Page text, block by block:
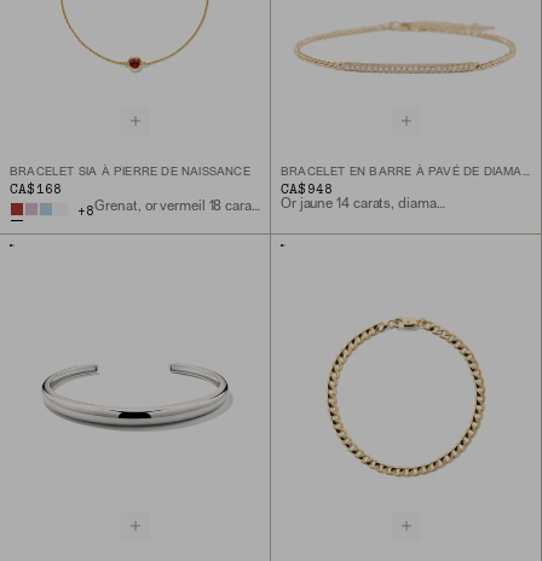
BRACELET SIA À PIERRE DE NAISSANCE
CA$168
+8 Grenat, or vermeil 18 carats
BRACELET EN BARRE À PAVÉ DE DIAMANTS
CA$948
Or jaune 14 carats, diamant naturel